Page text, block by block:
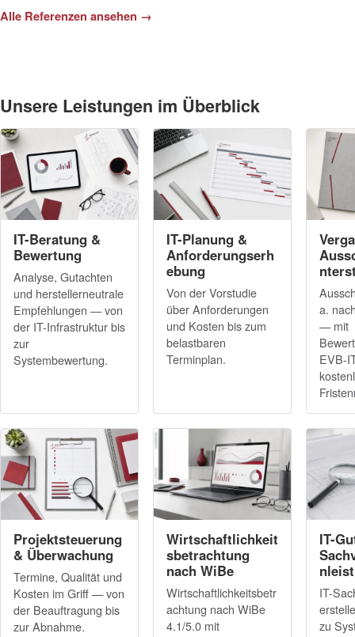
Alle Referenzen ansehen →
Unsere Leistungen im Überblick
IT-Beratung &
Bewertung
Analyse, Gutachten
und herstellerneutrale
Empfehlungen — von
der IT-Infrastruktur bis
zur
Systembewertung.
IT-Planung &
Anforderungserh
ebung
Von der Vorstudie
über Anforderungen
und Kosten bis zum
belastbaren
Terminplan.
a.
— mit
EVB-
Projektsteuerung
& Überwachung
Termine, Qualität und
Kosten im Griff — von
der Beauftragung bis
zur Abnahme.
Wirtschaftlichkeit
sbetrachtung
nach WiBe
Wirtschaftlichkeitsbetr
achtung nach WiBe
4.1/5.0 mit
IT-
IT-
zu